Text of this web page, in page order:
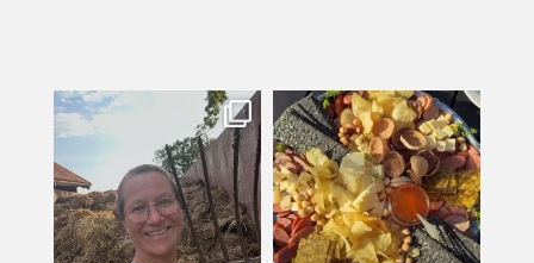
kullanslycka
Jul 29